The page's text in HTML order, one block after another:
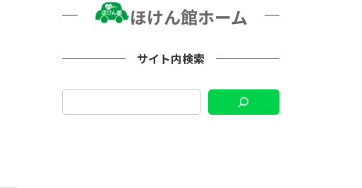
ほけん館ホーム
サイト内検索